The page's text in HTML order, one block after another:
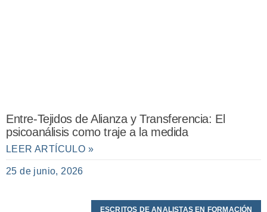
Entre-Tejidos de Alianza y Transferencia: El
psicoanálisis como traje a la medida
LEER ARTÍCULO »
25 de junio, 2026
ESCRITOS DE ANALISTAS EN FORMACIÓN